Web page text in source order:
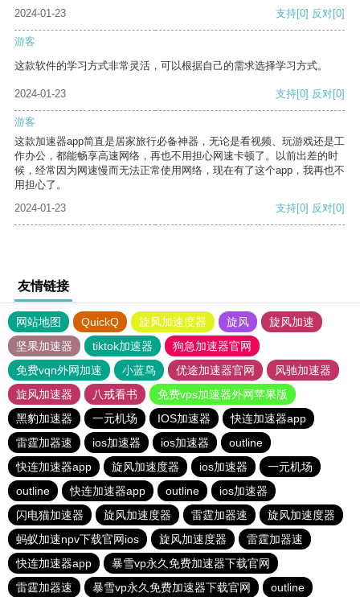
2024-01-23
支持[0] 反对[0]
游客
这款软件的学习方式非常灵活，可以根据自己的需求选择学习方式。
2024-01-23 支持[0] 反对[0]
游客
这款加速器app简直是居家旅行必备神器，无论是看视频、玩游戏还是工
作办公，都能畅享高速网络，再也不用担心网速卡顿了。以前出差的时
候，经常因为网速慢而无法正常使用网络，现在有了这个app，我再也不
用担心了。
2024-01-23
支持[0] 反对[0]
友情链接
网站地图 QuickQ 旋风加速度器 旋风
旋风加速
坚果加速器
tiktok加速器
狗急加速器官网
免费vqn外网加速
小蓝鸟 优途加速器官网
风驰加速器
旋风加速器
八戒看书
免费vps加速器外网苹果版
黑豹加速器
一元机场 IOS加速器
快连加速器app
雷霆加器速
ios加速器 ios加速器
outline
快连加速器app
旋风加速度器 ios加速器
一元机场
outline
快连加速器app outline
ios加速器
闪电猫加速器
旋风加速度器 雷霆加器速
旋风加速度器
蚂蚁加速npv下载官网ios
旋风加速度器
雷霆加器速
快连加速器app
暴雪vp永久免费加速器下载官网
雷霆加器速
暴雪vp永久免费加速器下载官网 outline